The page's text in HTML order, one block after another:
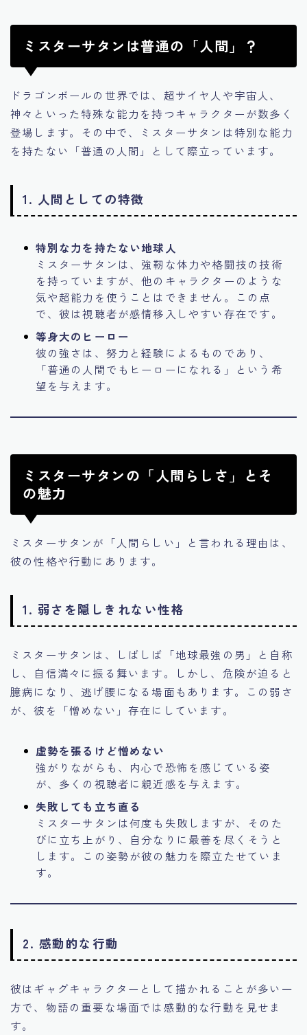
ミスターサタンは普通の「人間」？
ドラゴンボールの世界では、超サイヤ人や宇宙人、
神々といった特殊な能力を持つキャラクターが数多く
登場します。その中で、ミスターサタンは特別な能力
を持たない「普通の人間」として際立っています。
1. 人間としての特徴
特別な力を持たない地球人
ミスターサタンは、強靭な体力や格闘技の技術
を持っていますが、他のキャラクターのような
気や超能力を使うことはできません。この点
で、彼は視聴者が感情移入しやすい存在です。
等身大のヒーロー
彼の強さは、努力と経験によるものであり、
「普通の人間でもヒーローになれる」という希
望を与えます。
ミスターサタンの「人間らしさ」とそ
の魅力
ミスターサタンが「人間らしい」と言われる理由は、
彼の性格や行動にあります。
1. 弱さを隠しきれない性格
ミスターサタンは、しばしば「地球最強の男」と自称
し、自信満々に振る舞います。しかし、危険が迫ると
臆病になり、逃げ腰になる場面もあります。この弱さ
が、彼を「憎めない」存在にしています。
虚勢を張るけど憎めない
強がりながらも、内心で恐怖を感じている姿
が、多くの視聴者に親近感を与えます。
失敗しても立ち直る
ミスターサタンは何度も失敗しますが、そのた
びに立ち上がり、自分なりに最善を尽くそうと
します。この姿勢が彼の魅力を際立たせていま
す。
2. 感動的な行動
彼はギャグキャラクターとして描かれることが多い一
方で、物語の重要な場面では感動的な行動を見せま
す。